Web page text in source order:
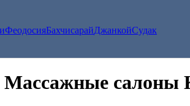
ФеодосияБахчисарайДжанкойСудак
Массажные салоны